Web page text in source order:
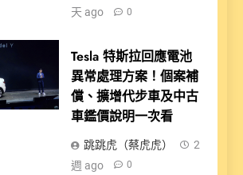
天 ago
0
Tesla 特斯拉回應電池
異常處理方案！個案補
償、擴增代步車及中古
車鑑價說明一次看
跳跳虎（蔡虎虎）
2
週 ago
0